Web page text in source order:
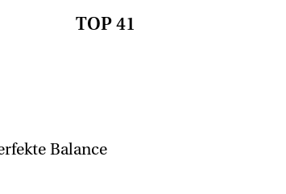
TOP 41
Balance